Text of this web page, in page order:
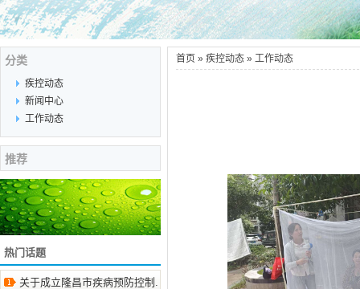
分类
疾控动态
新闻中心
工作动态
推荐
热门话题
关于成立隆昌市疾病预防控制.. 2020-9-21
首页 » 疾控动态 » 工作动态